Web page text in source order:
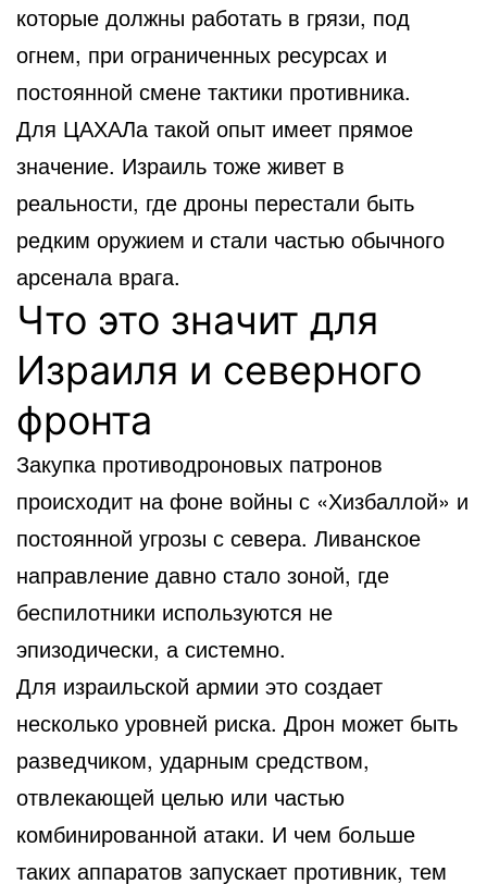
которые должны работать в грязи, под
огнем, при ограниченных ресурсах и
постоянной смене тактики противника.
Для ЦАХАЛа такой опыт имеет прямое
значение. Израиль тоже живет в
реальности, где дроны перестали быть
редким оружием и стали частью обычного
арсенала врага.
Что это значит для
Израиля и северного
фронта
Закупка противодроновых патронов
происходит на фоне войны с «Хизбаллой» и
постоянной угрозы с севера. Ливанское
направление давно стало зоной, где
беспилотники используются не
эпизодически, а системно.
Для израильской армии это создает
несколько уровней риска. Дрон может быть
разведчиком, ударным средством,
отвлекающей целью или частью
комбинированной атаки. И чем больше
таких аппаратов запускает противник, тем